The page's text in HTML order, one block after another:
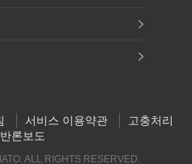
서비스 이용약관
고충처리
론보도
ALL RIGHTS RESERVED.